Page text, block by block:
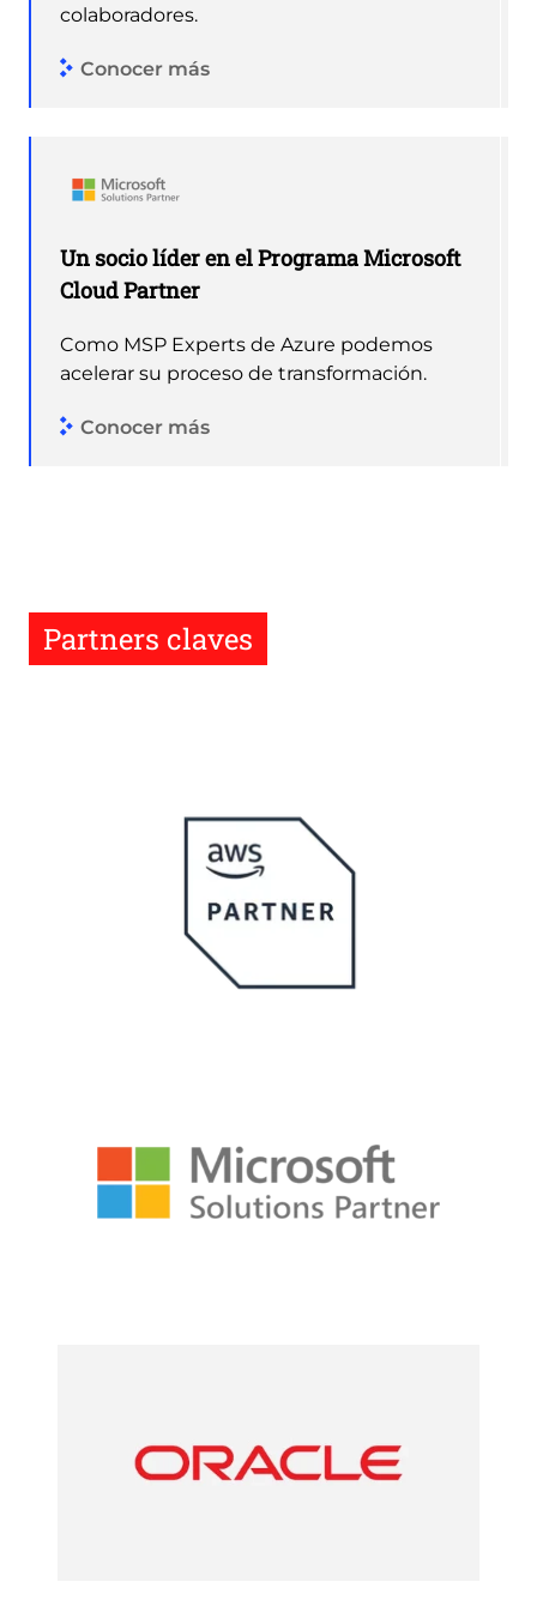
colaboradores.
Conocer más
Un socio líder en el Programa Microsoft
Cloud Partner
Como MSP Experts de Azure podemos
acelerar su proceso de transformación.
Conocer más
Partners claves